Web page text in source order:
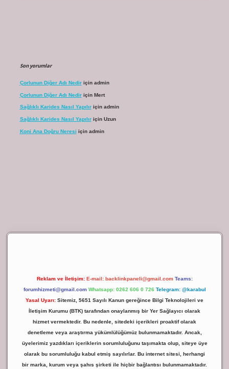
Son yorumlar
Çorlunun Diğer Adı Nediriçin admin
Çorlunun Diğer Adı Nediriçin Mert
Sağlıklı Karides Nasıl Yapılıriçin admin
Sağlıklı Karides Nasıl Yapılıriçin Uzun
Koni Ana Doğru Neresi için admin
Reklam ve İletişim: E-mail: backlinkpaneli@gmail.com Teams:
forumhizmeti@gmail.com Whatsapp: 0262 606 0 726 Telegram: @karabul
Yasal Uyarı: Sitemiz, 5651 Sayılı Kanun gereğince Bilgi Teknolojileri ve
İletişim Kurumu (BTK) tarafından onaylanmış bir Yer Sağlayıcı olarak
hizmet vermektedir. Bu nedenle, sitedeki içerikleri proaktif olarak
denetleme veya araştırma yükümlülüğümüz bulunmamaktadır. Ancak,
üyelerimiz yazdıkları içeriklerin sorumluluğunu taşımakta olup, siteye üye
olarak bu sorumluluğu kabul etmiş sayılırlar. Bu internet sitesi, herhangi
bir marka, kurum veya şahıs şirketi ile hiçbir bağlantısı bulunmamaktadır.